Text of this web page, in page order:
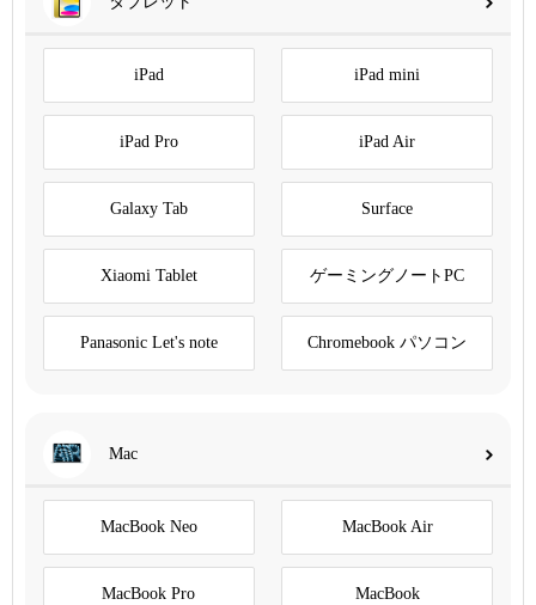
iPad iPad mini
iPad Pro iPad Air
Galaxy Tab Surface
Xiaomi Tablet ゲーミングノートPC
Panasonic Let's note Chromebook パソコン
Mac
MacBook Neo MacBook Air
MacBook Pro MacBook